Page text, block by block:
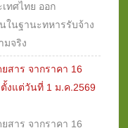
ทศไทย ออก
ในฐานะทหารรับจ้าง
มจริง
สาร จากราคา 16
งแต่วันที่ 1 ม.ค.2569
สาร จากราคา 16